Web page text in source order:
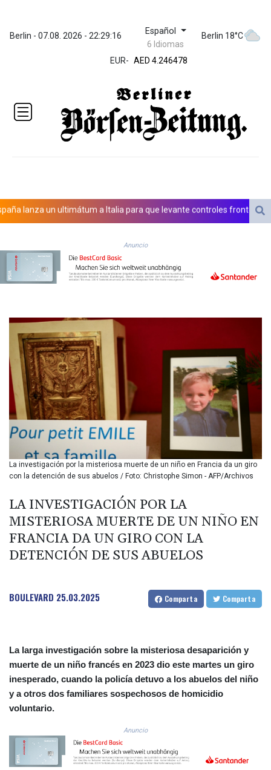
Berlin - 07.08. 2026 - 22:29:16 Español
6 Idiomas
Berlin 18°C
EUR-
ZWL 372.279507
AED 4.246478
AED 4.246478
ALL 93.48757
AMD
423.347546
AOA
1061.345207
AZN 1.970043
BDT 143.103908
BIF 3453.99514
BTN 110.002458
BWP 15.603659
BYN 3.442252
BYR
22660.520413
BZD 2.324924
CAD 1.611493
CDF
2615.791646
CHF 0.933942
CLP
CNY 7.801236
CNH 7.796982
COP
CUC 1.156149
CUP 30.637949
DJF 205.471255
DKK 7.476127
EGP 57.556612
ETB 186.583498
FKP 0.859298
GBP 0.856793
un ultimátum a Italia para que levante controles fronterizos
Anuncio
La investigación por la misteriosa muerte de un niño en Francia da un giro
con la detención de sus abuelos / Foto: Christophe Simon - AFP/Archivos
LA INVESTIGACIÓN POR LA
MISTERIOSA MUERTE DE UN NIÑO EN
FRANCIA DA UN GIRO CON LA
DETENCIÓN DE SUS ABUELOS
BOULEVARD 25.03.2025 Comparta Comparta
La larga investigación sobre la misteriosa desaparición y
muerte de un niño francés en 2023 dio este martes un giro
inesperado, cuando la policía detuvo a los abuelos del niño
y a otros dos familiares sospechosos de homicidio
voluntario.
Anuncio